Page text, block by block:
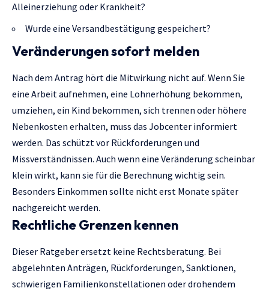
Alleinerziehung oder Krankheit?
Wurde eine Versandbestätigung gespeichert?
Veränderungen sofort melden
Nach dem Antrag hört die Mitwirkung nicht auf. Wenn Sie
eine Arbeit aufnehmen, eine Lohnerhöhung bekommen,
umziehen, ein Kind bekommen, sich trennen oder höhere
Nebenkosten erhalten, muss das Jobcenter informiert
werden. Das schützt vor Rückforderungen und
Missverständnissen. Auch wenn eine Veränderung scheinbar
klein wirkt, kann sie für die Berechnung wichtig sein.
Besonders Einkommen sollte nicht erst Monate später
nachgereicht werden.
Rechtliche Grenzen kennen
Dieser Ratgeber ersetzt keine Rechtsberatung. Bei
abgelehnten Anträgen, Rückforderungen, Sanktionen,
schwierigen Familienkonstellationen oder drohendem